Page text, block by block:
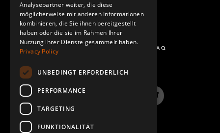
FRAGEN UND ANTWORTEN - FAQ
InstagramTwitter
Analysepartner weiter, die diese
möglicherweise mit anderen Informationen
kombinieren, die Sie ihnen bereitgestellt
haben oder die sie im Rahmen Ihrer
Nutzung ihrer Dienste gesammelt haben.
Privacy Policy
UNBEDINGT ERFORDERLICH
PERFORMANCE
TARGETING
FUNKTIONALITÄT